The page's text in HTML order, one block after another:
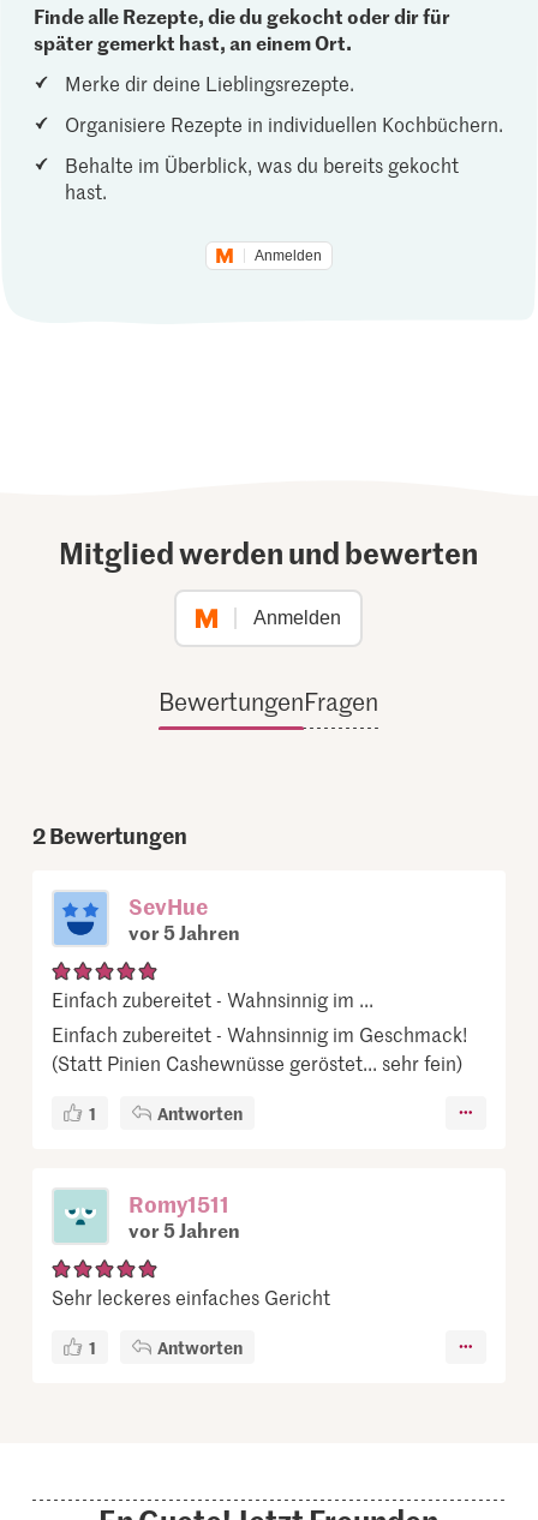
Finde alle Rezepte, die du gekocht oder dir für
später gemerkt hast, an einem Ort.
Merke dir deine Lieblingsrezepte.
Organisiere Rezepte in individuellen Kochbüchern.
Behalte im Überblick, was du bereits gekocht
hast.
Anmelden
Mitglied werden und bewerten
Anmelden
BewertungenFragen
2Bewertungen
SevHue
vor 5 Jahren
Einfach zubereitet - Wahnsinnig im ...
Einfach zubereitet - Wahnsinnig im Geschmack!
(Statt Pinien Cashewnüsse geröstet... sehr fein)
1 Antworten
Romy1511
vor 5 Jahren
Sehr leckeres einfaches Gericht
1 Antworten